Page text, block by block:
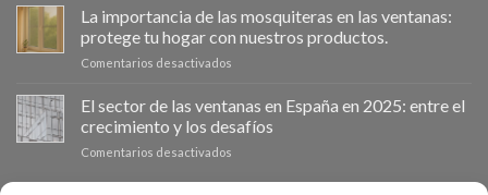
la
en
los
VentanaStock
revoluciona
el
qué
las
La importancia de las mosquiteras en las ventanas:
protege tu hogar con nuestros productos.
Comentarios desactivados
importancia
de
las
El sector de las ventanas en España en 2025: entre el
crecimiento y los desafíos
Comentarios desactivados